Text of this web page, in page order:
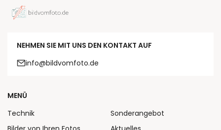
NEHMEN SIE MIT UNS DEN KONTAKT AUF
info@bildvomfoto.de
MENÜ
Technik
Sonderangebot